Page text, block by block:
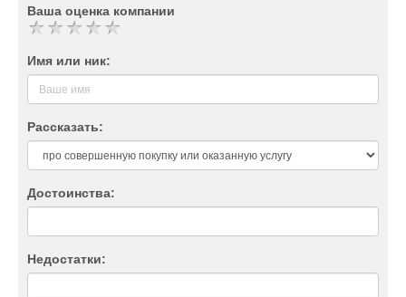
Ваша оценка компании
Имя или ник:
Рассказать:
Достоинства:
Недостатки: